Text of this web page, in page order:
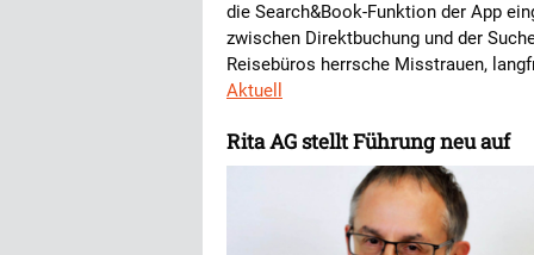
die Search&Book-Funktion der App
zwischen Direktbuchung und der
Reisebüros herrsche Misstrauen,
Aktuell
Rita AG stellt Führung neu auf